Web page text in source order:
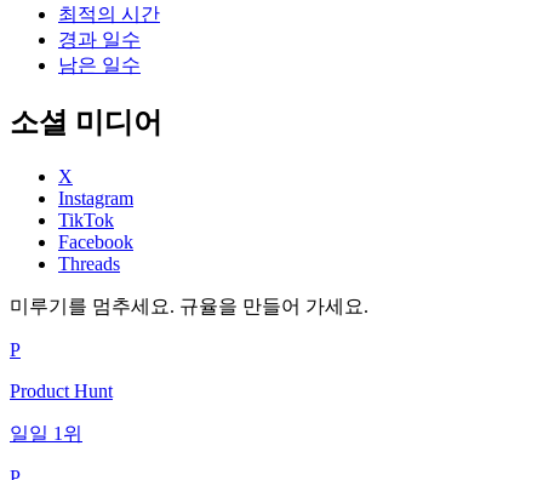
최적의 시간
경과 일수
남은 일수
소셜 미디어
X
Instagram
TikTok
Facebook
Threads
미루기를 멈추세요. 규율을 만들어 가세요.
P
Product Hunt
일일 1위